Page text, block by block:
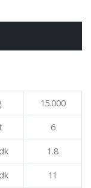
15.000
6
1.8
11